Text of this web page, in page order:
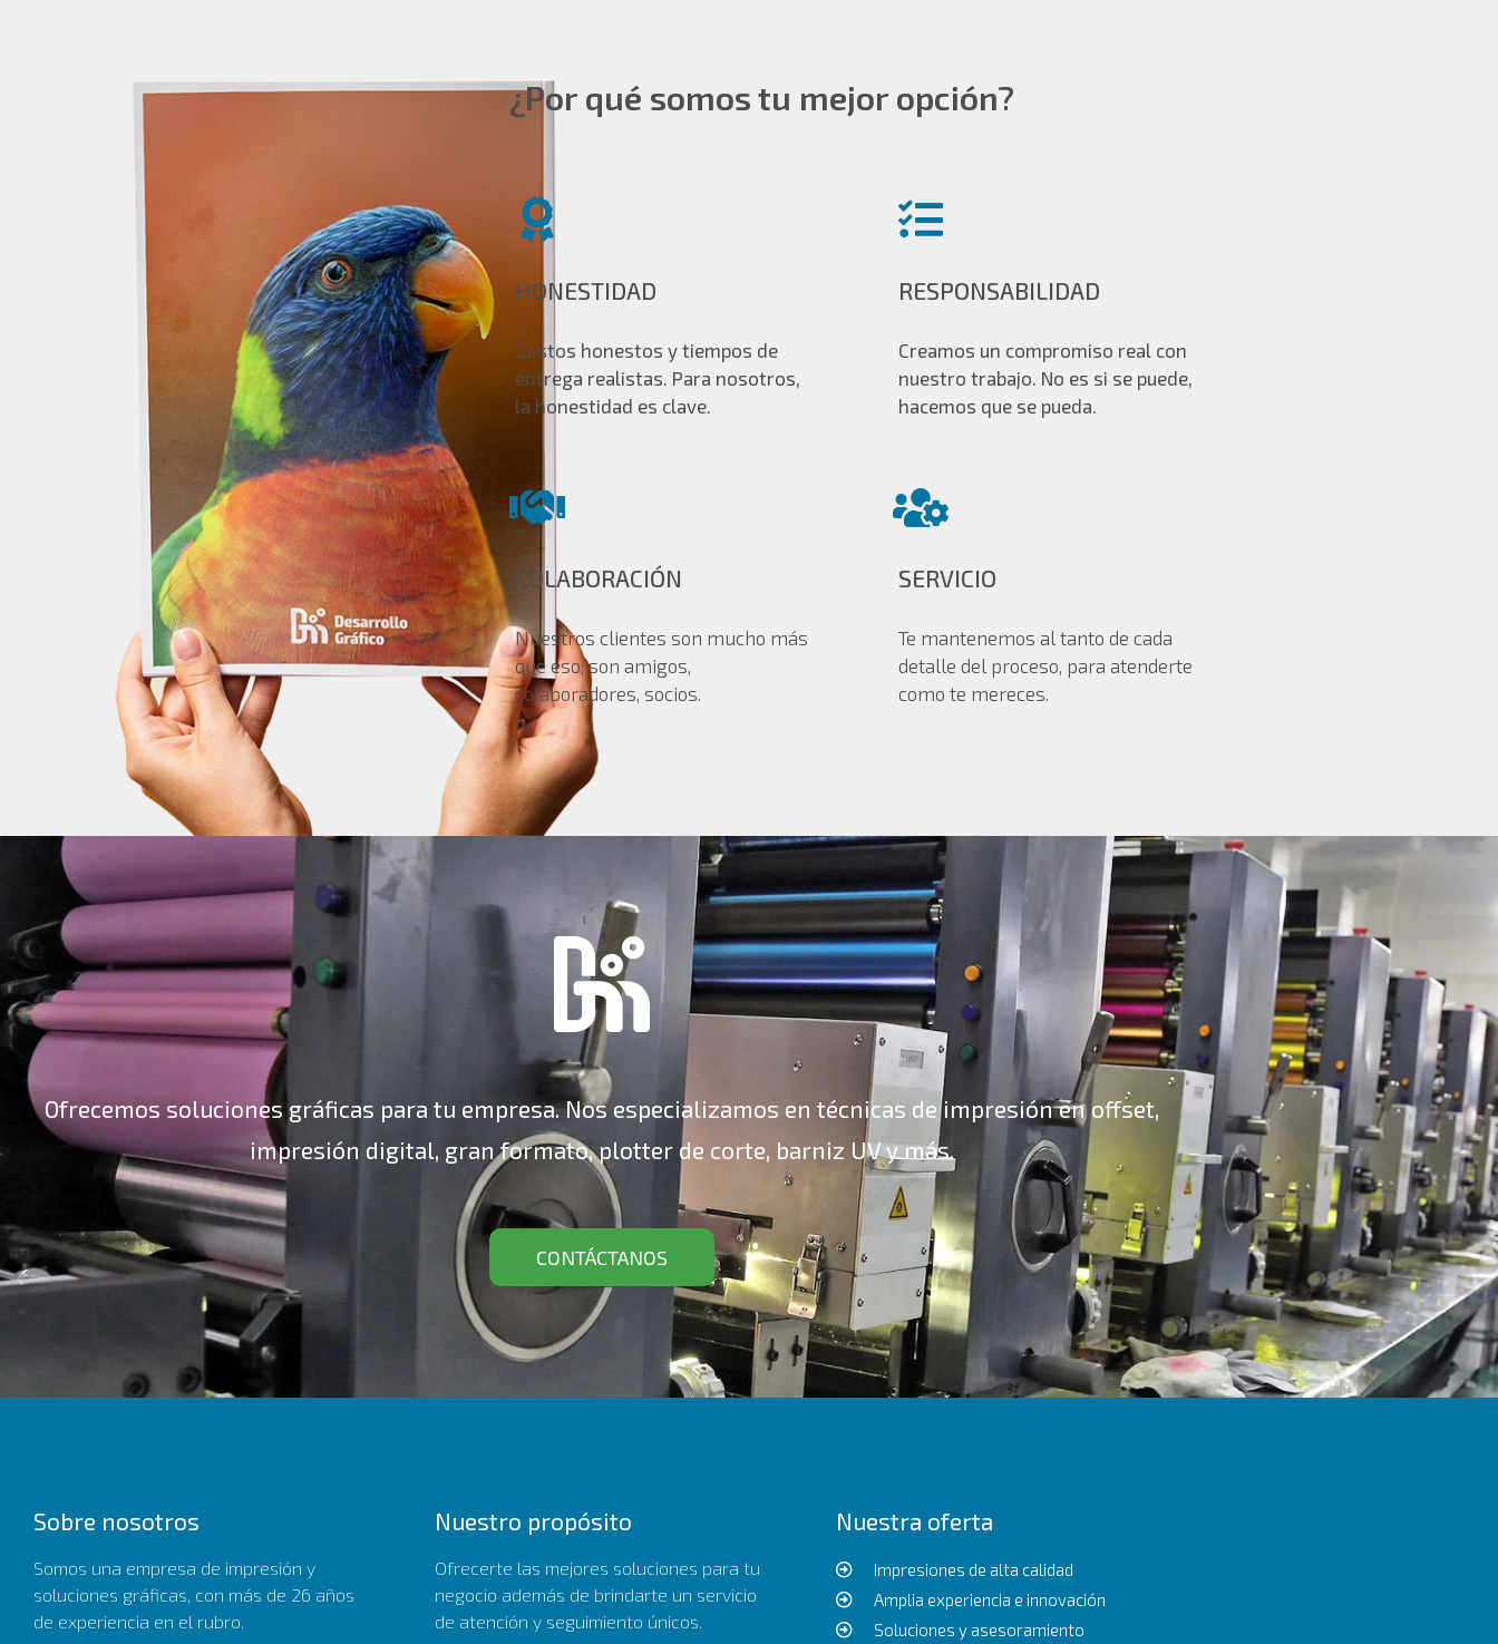
¿Por qué somos tu mejor opción?
HONESTIDAD
Costos honestos y tiempos de
entrega realistas. Para nosotros,
la honestidad es clave.
COLABORACIÓN
Nuestros clientes son mucho más
que eso, son amigos,
colaboradores, socios.
RESPONSABILIDAD
Creamos un compromiso real con
nuestro trabajo. No es si se puede,
hacemos que se pueda.
SERVICIO
Te mantenemos al tanto de cada
detalle del proceso, para atenderte
como te mereces.
Ofrecemos soluciones gráficas para tu empresa. Nos especializamos en técnicas de impresión en offset,
impresión digital, gran formato, plotter de corte, barniz UV y más.
CONTÁCTANOS
Sobre nosotros
Somos una empresa de impresión y
soluciones gráficas, con más de 26 años
de experiencia en el rubro.
Nuestro propósito
Ofrecerte las mejores soluciones para tu
negocio además de brindarte un servicio
de atención y seguimiento únicos.
Nuestra oferta
Impresiones de alta calidad
Amplia experiencia e innovación
Soluciones y asesoramiento